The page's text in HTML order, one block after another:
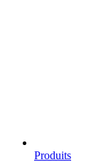
Produits